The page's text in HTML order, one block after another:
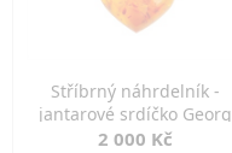
Stříbrný náhrdelník -
jantarové srdíčko Georg
Kramer
2 000 Kč